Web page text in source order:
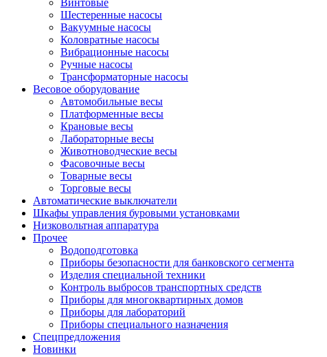
Винтовые
Шестеренные насосы
Вакуумные насосы
Коловратные насосы
Вибрационные насосы
Ручные насосы
Трансформаторные насосы
Весовое оборудование
Автомобильные весы
Платформенные весы
Крановые весы
Лабораторные весы
Животноводческие весы
Фасовочные весы
Товарные весы
Торговые весы
Автоматические выключатели
Шкафы управления буровыми установками
Низковольтная аппаратура
Прочее
Водоподготовка
Приборы безопасности для банковского сегмента
Изделия специальной техники
Контроль выбросов транспортных средств
Приборы для многоквартирных домов
Приборы для лабораторий
Приборы специального назначения
Спецпредложения
Новинки